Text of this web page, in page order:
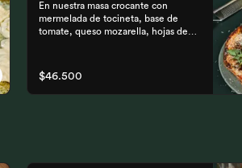
En nuestra masa crocante con
mermelada de tocineta, base de
tomate, queso mozarella, hojas de
$46.500